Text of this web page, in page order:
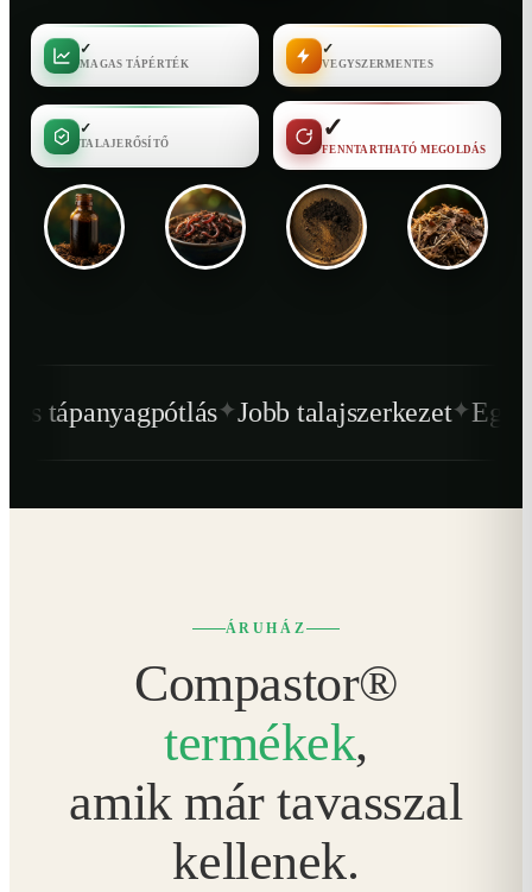
✓
MAGAS TÁPÉRTÉK
✓
VEGYSZERMENTES
✓
TALAJERŐSÍTŐ
✓
FENNTARTHATÓ MEGOLDÁS
✦Jobb talajszerkezet✦Egészségesebb
ÁRUHÁZ
Compastor®
termékek,
amik már tavasszal
kellenek.